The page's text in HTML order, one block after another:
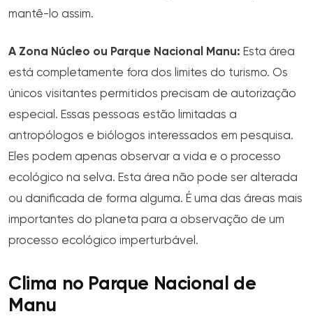
mantê-lo assim.
A Zona Núcleo ou Parque Nacional Manu: Esta área
está completamente fora dos limites do turismo. Os
únicos visitantes permitidos precisam de autorização
especial. Essas pessoas estão limitadas a
antropólogos e biólogos interessados em pesquisa.
Eles podem apenas observar a vida e o processo
ecológico na selva. Esta área não pode ser alterada
ou danificada de forma alguma. É uma das áreas mais
importantes do planeta para a observação de um
processo ecológico imperturbável.
Clima no Parque Nacional de
Manu